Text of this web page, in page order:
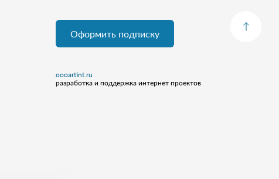
Оформить подписку
oooartint.ru
разработка и поддержка интернет проектов